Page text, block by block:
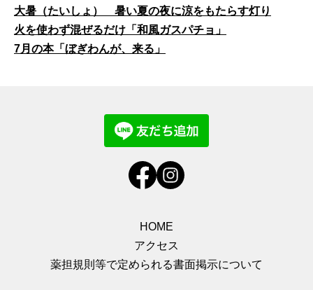
大暑（たいしょ） 暑い夏の夜に涼をもたらす灯り
火を使わず混ぜるだけ「和風ガスパチョ」
7月の本「ぼぎわんが、来る」
HOME
アクセス
薬担規則等で定められる書面掲示について